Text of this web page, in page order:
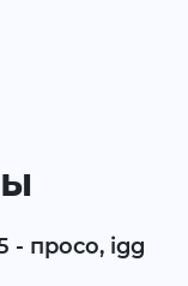
- просо, igg